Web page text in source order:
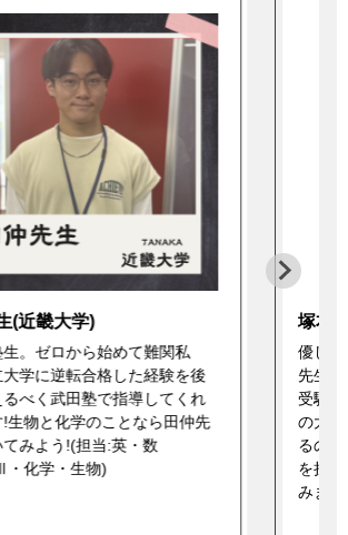
(近畿大学)
生。ゼロから始めて難関私
大学に逆転合格した経験を後
べく武田塾で指導してくれ
!生物と化学のことなら田仲先
みよう!(担当:英・数
化学・生物)
塚本
優し
先生
受験
の大
るの
を担
みま